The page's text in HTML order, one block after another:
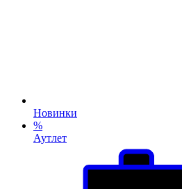
Новинки
%
Аутлет